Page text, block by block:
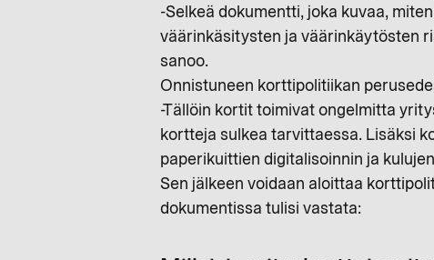
-Selkeä dokumentti, joka kuvaa,
väärinkäsitysten ja väärinkäytösten
sanoo.
Onnistuneen korttipolitiikan
-Tällöin kortit toimivat ongelmitta
kortteja sulkea tarvittaessa. Lisäksi
paperikuittien digitalisoinnin ja
Sen jälkeen voidaan aloittaa
dokumentissa tulisi vastata: